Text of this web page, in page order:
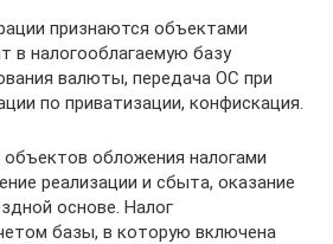
признаются объектами
в налогооблагаемую базу
валюты, передача ОС при
по приватизации, конфискация.
обложения налогами
реализации и сбыта, оказание
основе. Налог
базы, в которую включена